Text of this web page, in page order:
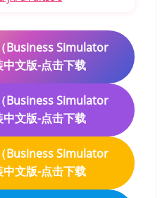
Business Simulator
文版-点击下载
Business Simulator
文版-点击下载
Business Simulator
文版-点击下载